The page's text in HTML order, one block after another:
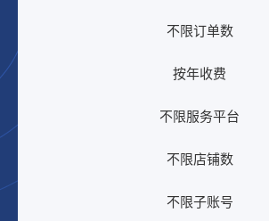
不限订单数​
按年收费
不限服务平台
不限店铺数
不限子账号